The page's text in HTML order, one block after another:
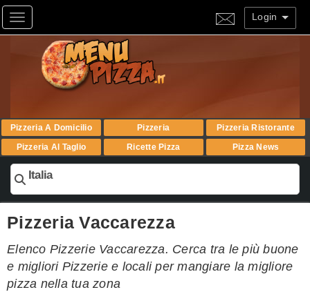
Toggle navigation Login
Pizzeria A Domicilio Pizzeria
Pizzeria Ristorante
Pizzeria Al Taglio
Ricette Pizza Pizza News
Italia
Pizzeria Vaccarezza
Elenco Pizzerie Vaccarezza. Cerca tra le più buone
e migliori Pizzerie e locali per mangiare la migliore
pizza nella tua zona